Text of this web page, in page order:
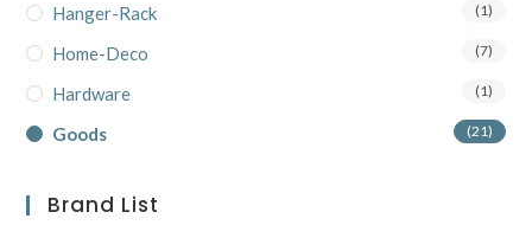
Hanger-Rack (1)
Home-Deco (7)
Hardware (1)
Goods (21)
Brand List